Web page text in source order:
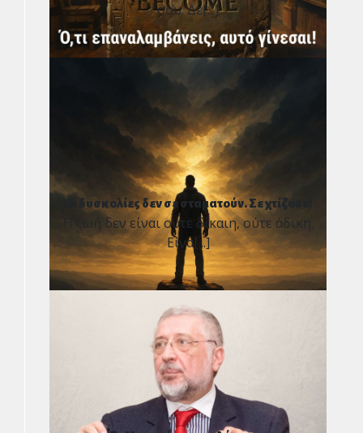
σου. Δε[...]
Οι δυσκολίες δεν σε σταματούν. Σε χτίζουν!
Η ζωή δεν είναι ούτε δίκαιη, ούτε άδικη.
Είνα[...]